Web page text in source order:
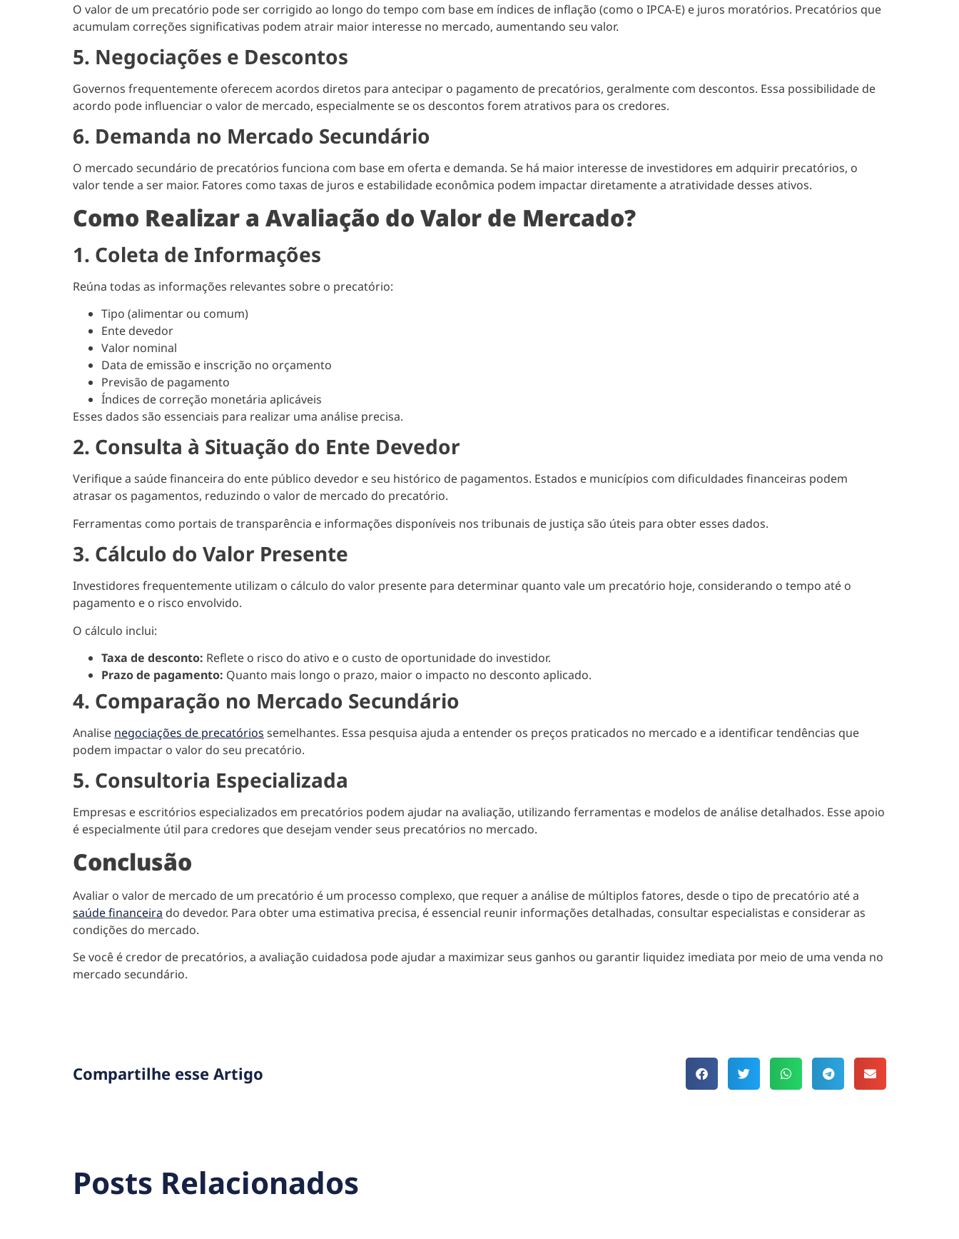
O valor de um precatório pode ser corrigido ao longo do tempo com base em índices de inflação (como o IPCA-E) e juros moratórios. Precatórios que
acumulam correções significativas podem atrair maior interesse no mercado, aumentando seu valor.
5. Negociações e Descontos
Governos frequentemente oferecem acordos diretos para antecipar o pagamento de precatórios, geralmente com descontos. Essa possibilidade de
acordo pode influenciar o valor de mercado, especialmente se os descontos forem atrativos para os credores.
6. Demanda no Mercado Secundário
O mercado secundário de precatórios funciona com base em oferta e demanda. Se há maior interesse de investidores em adquirir precatórios, o
valor tende a ser maior. Fatores como taxas de juros e estabilidade econômica podem impactar diretamente a atratividade desses ativos.
Como Realizar a Avaliação do Valor de Mercado?
1. Coleta de Informações
Reúna todas as informações relevantes sobre o precatório:
Tipo (alimentar ou comum)
Ente devedor
Valor nominal
Data de emissão e inscrição no orçamento
Previsão de pagamento
Índices de correção monetária aplicáveis
Esses dados são essenciais para realizar uma análise precisa.
2. Consulta à Situação do Ente Devedor
Verifique a saúde financeira do ente público devedor e seu histórico de pagamentos. Estados e municípios com dificuldades financeiras podem
atrasar os pagamentos, reduzindo o valor de mercado do precatório.
Ferramentas como portais de transparência e informações disponíveis nos tribunais de justiça são úteis para obter esses dados.
3. Cálculo do Valor Presente
Investidores frequentemente utilizam o cálculo do valor presente para determinar quanto vale um precatório hoje, considerando o tempo até o
pagamento e o risco envolvido.
O cálculo inclui:
Taxa de desconto: Reflete o risco do ativo e o custo de oportunidade do investidor.
Prazo de pagamento: Quanto mais longo o prazo, maior o impacto no desconto aplicado.
4. Comparação no Mercado Secundário
Analise negociações de precatórios semelhantes. Essa pesquisa ajuda a entender os preços praticados no mercado e a identificar tendências que
podem impactar o valor do seu precatório.
5. Consultoria Especializada
Empresas e escritórios especializados em precatórios podem ajudar na avaliação, utilizando ferramentas e modelos de análise detalhados. Esse apoio
é especialmente útil para credores que desejam vender seus precatórios no mercado.
Conclusão
Avaliar o valor de mercado de um precatório é um processo complexo, que requer a análise de múltiplos fatores, desde o tipo de precatório até a
saúde financeira do devedor. Para obter uma estimativa precisa, é essencial reunir informações detalhadas, consultar especialistas e considerar as
condições do mercado.
Se você é credor de precatórios, a avaliação cuidadosa pode ajudar a maximizar seus ganhos ou garantir liquidez imediata por meio de uma venda no
mercado secundário.
Compartilhe esse Artigo
Posts Relacionados